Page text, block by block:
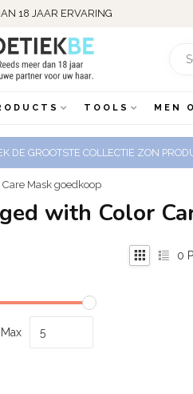
18 JAAR ERVARING
TOOLS MEN
DE GROOTSTE COLLECTIE ZON
Mask goedkoop
with Color
Max
0